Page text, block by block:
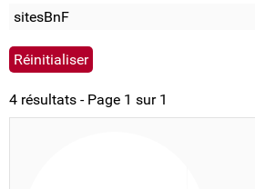
sitesBnF
4 résultats - Page 1 sur 1